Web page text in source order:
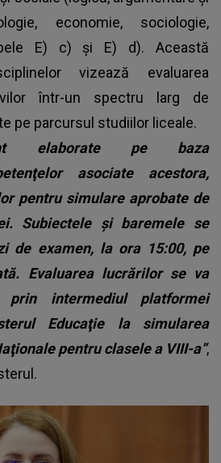
economie, sociologie,
E) c) și E) d). Această
vizează evaluarea
într-un spectru larg de
pe parcursul studiilor liceale.
elaborate pe baza
asociate acestora,
pentru simulare aprobate de
Subiectele şi baremele se
de examen, la ora 15:00, pe
Evaluarea lucrărilor se va
prin intermediul platformei
Educaţie la simularea
pentru clasele a VIII-a”,